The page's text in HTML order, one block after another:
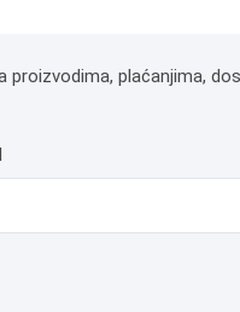
plaćanjima,